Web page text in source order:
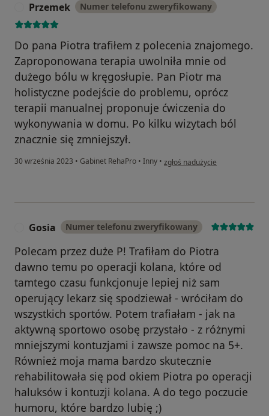
Przemek Numer telefonu zweryfikowany
Do pana Piotra trafiłem z polecenia znajomego.
Zaproponowana terapia uwolniła mnie od
dużego bólu w kręgosłupie. Pan Piotr ma
holistyczne podejście do problemu, oprócz
terapii manualnej proponuje ćwiczenia do
wykonywania w domu. Po kilku wizytach ból
znacznie się zmniejszył.
30 września 2023 • Gabinet RehaPro • Inny • w opinii użytkownika Przemek
zgłoś nadużycie
Gosia Numer telefonu zweryfikowany
Polecam przez duże P! Trafiłam do Piotra
dawno temu po operacji kolana, które od
tamtego czasu funkcjonuje lepiej niż sam
operujący lekarz się spodziewał - wróciłam do
wszystkich sportów. Potem trafiałam - jak na
aktywną sportowo osobę przystało - z różnymi
mniejszymi kontuzjami i zawsze pomoc na 5+.
Również moja mama bardzo skutecznie
rehabilitowała się pod okiem Piotra po operacji
haluksów i kontuzji kolana. A do tego poczucie
humoru, które bardzo lubię ;)